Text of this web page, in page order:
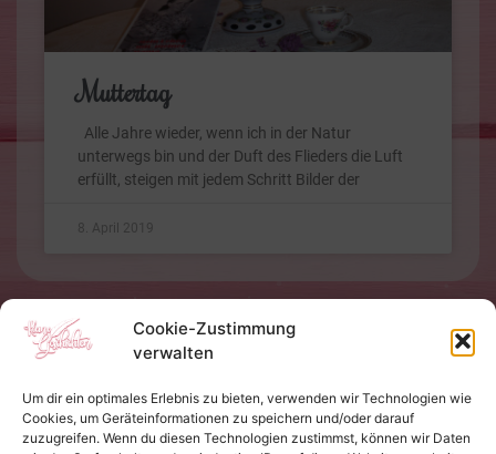
Cookie-Zustimmung
verwalten
Um dir ein optimales Erlebnis zu bieten, verwenden wir Technologien wie
Cookies, um Geräteinformationen zu speichern und/oder darauf
zuzugreifen. Wenn du diesen Technologien zustimmst, können wir Daten
Muttertag
Alle Jahre wieder, wenn ich in der Natur
unterwegs bin und der Duft des Flieders die Luft
erfüllt, steigen mit jedem Schritt Bilder der
8. April 2019